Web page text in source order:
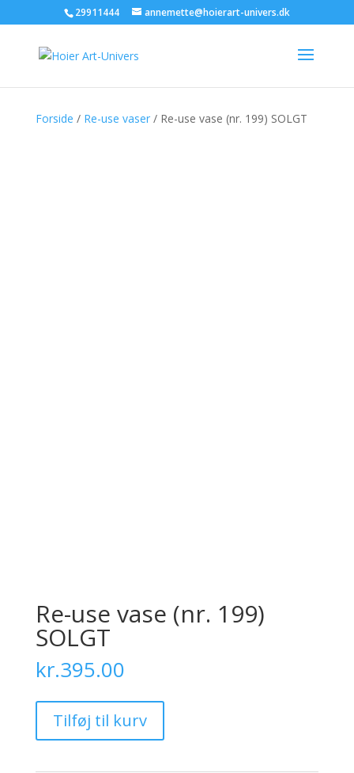
29911444 annemette@hoierart-univers.dk
Forside / Re-use vaser/ Re-use vase (nr. 199) SOLGT
Re-use vase (nr. 199)
SOLGT
kr.395.00
vase
Tilføj til kurv